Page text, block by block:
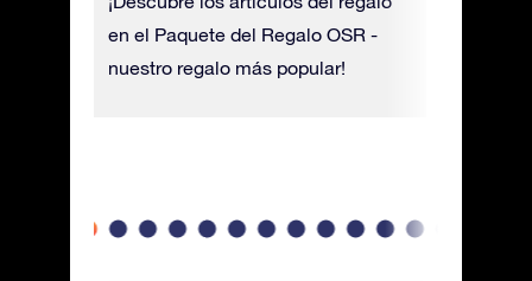
en el Paquete del Regalo OSR -
nuestro regalo más popular!